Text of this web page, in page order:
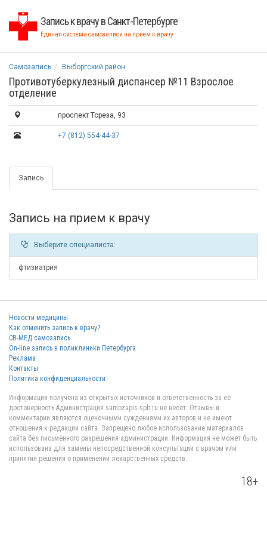
Запись к врачу в Санкт-Петербурге
Единая система самозаписи на прием к врачу
Самозапись Выборгский район
Противотуберкулезный диспансер №11 Взрослое
отделение
проспект Тореза, 93
+7 (812) 554-44-37
Запись
Запись на прием к врачу
Выберите специалиста:
фтизиатрия
Новости медицины
Как отменить запись к врачу?
СВ-МЕД самозапись
On-line запись в поликлиники Петербурга
Реклама
Контакты
Политика конфиденциальности
Информация получена из открытых источников и ответственность за её
достоверность Администрация samozapis-spb.ru не несёт. Отзывы и
комментарии являются оценочными суждениями их авторов и не имеют
отношения к редакции сайта. Запрещено любое использование материалов
сайта без письменного разрешения администрации. Информация не может быть
использована для замены непосредственной консультации с врачом или
принятия решения о применении лекарственных средств.
18+